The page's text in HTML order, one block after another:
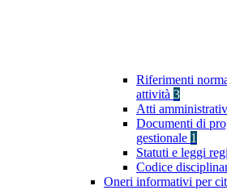
Riferimenti
attività 3
Atti
Documenti di
gestionale 1
Statuti e leggi
Codice
Oneri informativi per